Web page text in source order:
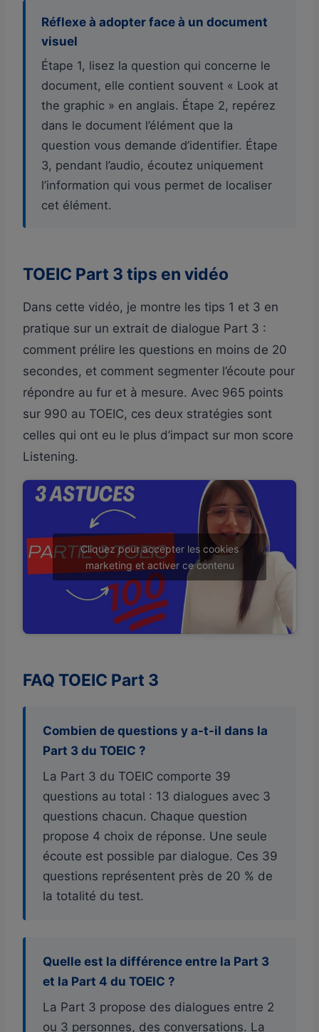
Réflexe à adopter face à un document
visuel
Étape 1, lisez la question qui concerne le
document, elle contient souvent « Look at
the graphic » en anglais. Étape 2, repérez
dans le document l’élément que la
question vous demande d’identifier. Étape
3, pendant l’audio, écoutez uniquement
l’information qui vous permet de localiser
cet élément.
TOEIC Part 3 tips en vidéo
Dans cette vidéo, je montre les tips 1 et 3 en
pratique sur un extrait de dialogue Part 3 :
comment prélire les questions en moins de 20
secondes, et comment segmenter l’écoute pour
répondre au fur et à mesure. Avec 965 points
sur 990 au TOEIC, ces deux stratégies sont
celles qui ont eu le plus d’impact sur mon score
Listening.
Cliquez pour accepter les cookies
marketing et activer ce contenu
FAQ TOEIC Part 3
Combien de questions y a-t-il dans la
Part 3 du TOEIC ?
La Part 3 du TOEIC comporte 39
questions au total : 13 dialogues avec 3
questions chacun. Chaque question
propose 4 choix de réponse. Une seule
écoute est possible par dialogue. Ces 39
questions représentent près de 20 % de
la totalité du test.
Quelle est la différence entre la Part 3
et la Part 4 du TOEIC ?
La Part 3 propose des dialogues entre 2
ou 3 personnes, des conversations. La